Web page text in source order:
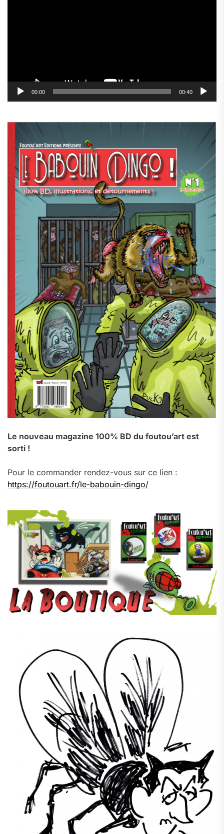
00:00 00:40
Le nouveau magazine 100% BD du foutou’art est
sorti !
Pour le commander rendez-vous sur ce lien :
https://foutouart.fr/le-babouin-dingo/